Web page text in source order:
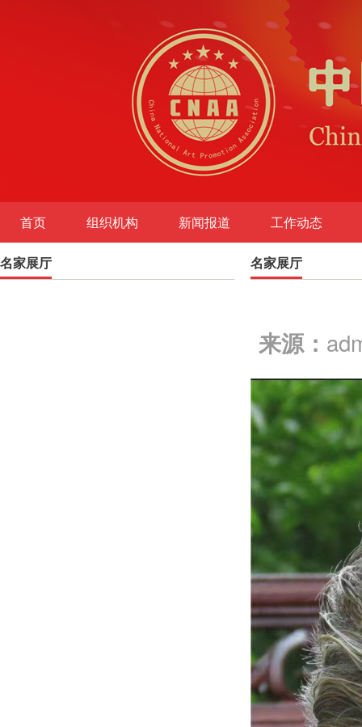
首页 组织机构 新闻报道 工作动态
图书出版
名家展厅 名家展厅
来源：